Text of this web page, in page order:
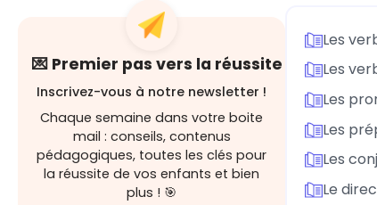
💌 Premier pas vers la réussite
Inscrivez-vous à notre newsletter !
Chaque semaine dans votre boite
mail : conseils, contenus
pédagogiques, toutes les clés pour
la réussite de vos enfants et bien
plus ! 🎯
Les
Les
Les
Les
Les
Le